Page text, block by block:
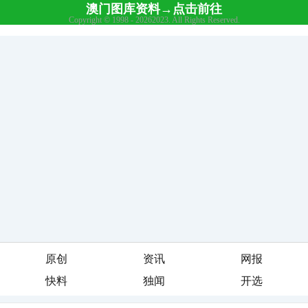
原创 资讯
网报
快料 独闻 开选